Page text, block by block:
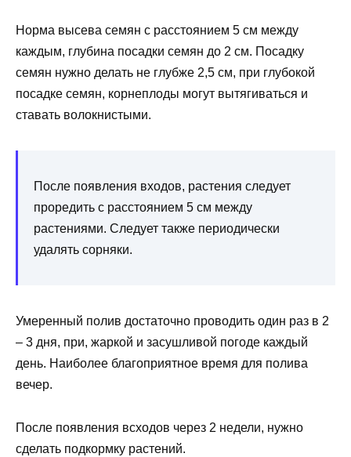
Норма высева семян с расстоянием 5 см между
каждым, глубина посадки семян до 2 см. Посадку
семян нужно делать не глубже 2,5 см, при глубокой
посадке семян, корнеплоды могут вытягиваться и
ставать волокнистыми.
После появления входов, растения следует
проредить с расстоянием 5 см между
растениями. Следует также периодически
удалять сорняки.
Умеренный полив достаточно проводить один раз в 2
– 3 дня, при, жаркой и засушливой погоде каждый
день. Наиболее благоприятное время для полива
вечер.
После появления всходов через 2 недели, нужно
сделать подкормку растений.